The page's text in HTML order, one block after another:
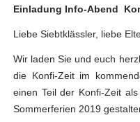
Einladung Info-Abend
Liebe Siebtklässler, liebe
Wir laden Sie und euch
die Konfi-Zeit im
einen Teil der Konfi-Zeit
Sommerferien 2019